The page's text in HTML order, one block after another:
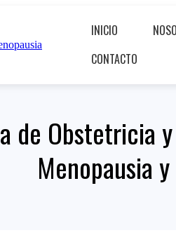
INICIO
CONTACTO
de Obstetricia
Menopausia